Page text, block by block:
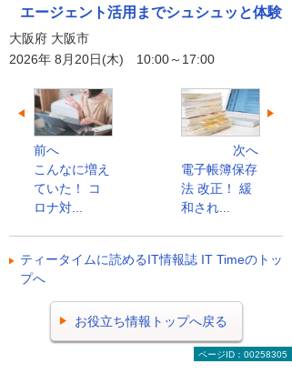
エージェント活用までシュシュッと体験
大阪府 大阪市
2026年 8月20日(木) 10:00～17:00
前へ
こんなに増え
ていた！ コ
ロナ対...
次へ
電子帳簿保存
法 改正！ 緩
和され...
ティータイムに読めるIT情報誌 IT Timeのトッ
プへ
お役立ち情報トップへ戻る
ページID：00258305